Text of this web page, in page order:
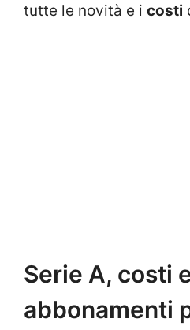
tutte le novità e i costi
Serie A, costi
abbonamenti